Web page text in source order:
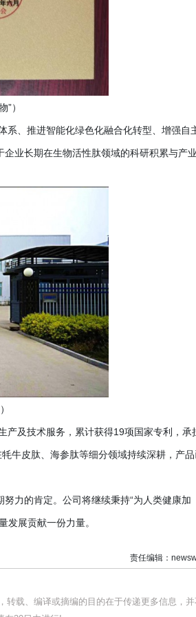
）
系、推进智能化绿色化融合化转型、增强自
业长期在生物活性肽领域的科研积累与产
产及技术服务，累计获得19项国家专利，承
牛皮肽、海参肽等细分领域持续深耕，产
努力的肯定。公司将继续秉持“为人类健康加
发展贡献一份力量。
责任编辑：
转载、编译或摘编的目的在于传递更多信息，